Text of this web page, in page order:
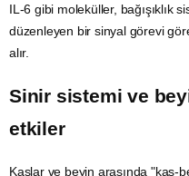
IL-6 gibi moleküller, bağışıklık
düzenleyen bir sinyal görevi
alır.
Sinir sistemi ve
etkiler
Kaslar ve beyin arasında "kas-